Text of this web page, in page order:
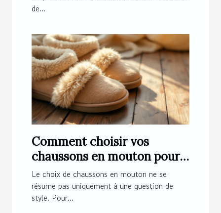
de...
Comment choisir vos
chaussons en mouton pour
un confort optimal ?
Le choix de chaussons en mouton ne se
résume pas uniquement à une question de
style. Pour...